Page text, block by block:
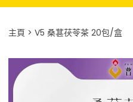
主頁 V5 桑葚茯苓茶 20包/盒